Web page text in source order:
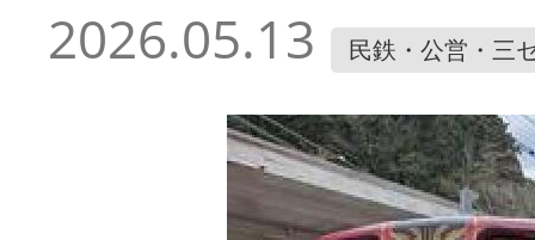
2026.05.13 民鉄・公営・三